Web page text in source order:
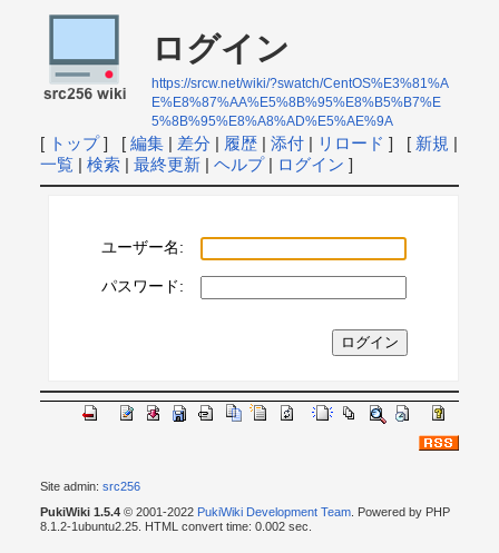
ログイン
https://srcw.net/wiki/?swatch/CentOS%E3%81%A
E%E8%87%AA%E5%8B%95%E8%B5%B7%E
5%8B%95%E8%A8%AD%E5%AE%9A
[ トップ] [ 編集| 差分 | 履歴| 添付| リロード ] [ 新規 |
一覧| 検索| 最終更新| ヘルプ| ログイン ]
ユーザー名:
パスワード:
Site admin: src256
PukiWiki 1.5.4© 2001-2022 PukiWiki Development Team. Powered by PHP
8.1.2-1ubuntu2.25. HTML convert time: 0.002 sec.